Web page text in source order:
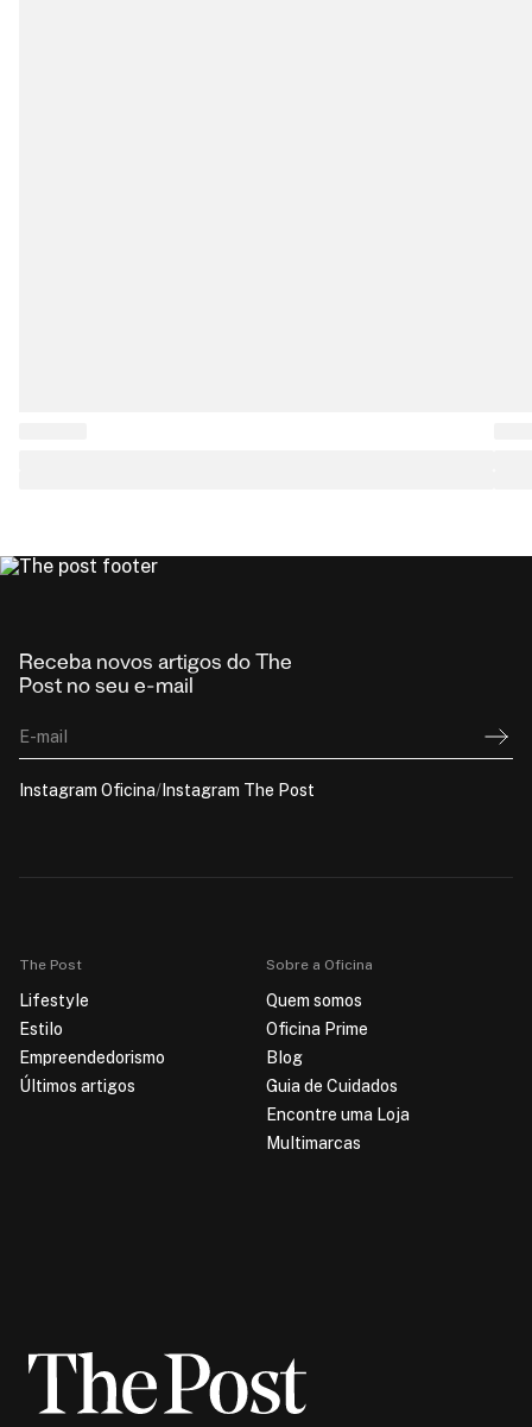
Receba novos artigos do The
Post no seu e-mail
E-mail
Instagram Oficina/ Instagram The Post
The Post
Lifestyle
Estilo
Empreendedorismo
Últimos artigos
Sobre a Oficina
Quem somos
Oficina Prime
Blog
Guia de Cuidados
Encontre uma Loja
Multimarcas